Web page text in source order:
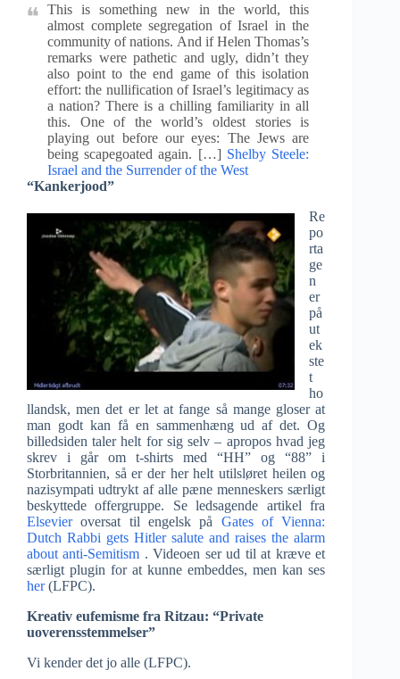
This is something new in the world, this
almost complete segregation of Israel in the
community of nations. And if Helen Thomas’s
remarks were pathetic and ugly, didn’t they
also point to the end game of this isolation
effort: the nullification of Israel’s legitimacy as
a nation? There is a chilling familiarity in all
this. One of the world’s oldest stories is
playing out before our eyes: The Jews are
being scapegoated again. […] Shelby Steele:
Israel and the Surrender of the West
“Kankerjood”
Re
po
rta
ge
n
er
på
ut
ek
ste
t
ho
llandsk, men det er let at fange så mange gloser at
man godt kan få en sammenhæng ud af det. Og
billedsiden taler helt for sig selv – apropos hvad jeg
skrev i går om t-shirts med “HH” og “88” i
Storbritannien, så er der her helt utilsløret heilen og
nazisympati udtrykt af alle pæne menneskers særligt
beskyttede offergruppe. Se ledsagende artikel fra
Elsevieroversat til engelsk på Gates of Vienna:
Dutch Rabbi gets Hitler salute and raises the alarm
about anti-Semitism . Videoen ser ud til at kræve et
særligt plugin for at kunne embeddes, men kan ses
her(LFPC).
Kreativ eufemisme fra Ritzau: “Private
uoverensstemmelser”
Vi kender det jo alle (LFPC).